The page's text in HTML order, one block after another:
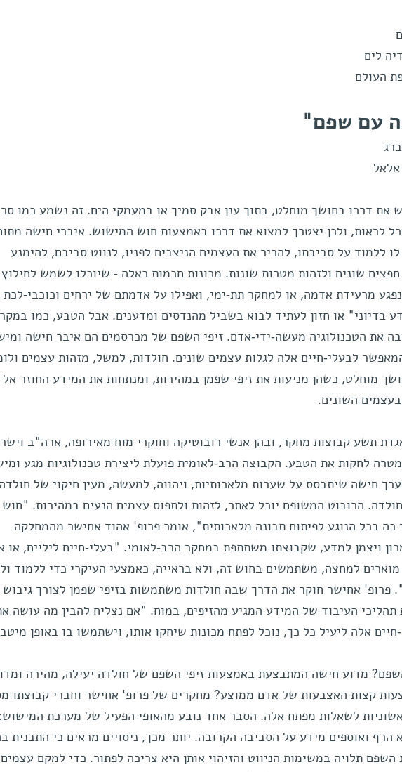
לים
העולם
עם שפם"
אלאל
את דרכו בחושך מוחלט, בתוך ענן אבק סמיך או במעמקי הים. זה נשמע כמו
לראות, ולכן יצטרך למצוא את דרכו באמצעות חוש המישוש. איברי חישה
לו ללמוד על סביבתו, להכיר את העצמים הניצבים לפניו, לנווט סביבם, להימנע
שונים ולזהות מטרות שונות. מכונות חכמות כאלה - שיוכלו לשמש לחילוץ
מרעידת אדמה, או למחקר תת-ימי, ואפילו על אדמתם של ירחים וכוכבי-לכת
בדיוני" או חזון לעתיד לבוא בשביל מהנדסים ומדענים. אבל הטבע, כמו
את הטכנולוגיה מעשה-ידי-אדם. זיפי השפם של מכרסמים הם איבר חישה
לבעלי-חיים אלה לגלות עצמים שונים. חולדות, למשל, מזהות עצמים
מוחלט, כשהן מניעות את זיפי שפמן במהירות, ומנתחות את המידע החוזר אל
בעצמים השונים.
תשע קבוצות מחקר, ובהן אנשי רובוטיקה וחוקרי מוח מאירופה, ארה"ב
לחקות את הטבע. הקבוצה הרב-לאומית פועלת ליצירת טכנולוגיות מגע
חישה שיתבסס על שערות מלאכותיות, ויהווה, למעשה, מעין חיקוי של
הרובוט המשופם יוכל לאתר, לזהות ולתפוס עצמים הנעים במהירות. "חוש
כה בכל הנוגע לפיתוח תבונה מלאכותית", אומר פרופ' אהוד אחישר מהמחלקה
ויצמן למדע, שקבוצתו משתתפת במחקר הרב-לאומי. "בעלי-חיים ליליים, או
מוארים למחצה, משתמשים בחוש זה, ולא בראייה, כאמצעי העיקרי כדי ללמוד
פרופ' אחישר חוקר את הדרך שבה חולדות משתמשות בזיפי שפמן לצורך גיבוש
העיבוד של המידע המגיע מהזיפים, במוח. "אם נצליח להבין מה עושה
אלה ליעיל כל כך, נוכל לפתח מכונות שיחקו אותו, וישתמשו בו באופן
מדוע חישה המתבצעת באמצעות זיפי השפם של חולדה יעילה, מהירה
קצות האצבעות של אדם ממוצע? מחקרים של פרופ' אחישר וחברי קבוצתו
לשאלות מפתח אלה. הסבר אחד נובע מהאופי הפעיל של מערכת המישוש:
הרף ואוספים מידע על הסביבה הקרובה. יותר מכך, ניסויים מראים כי התבנית
תלויה במשימות הניווט והזיהוי אותן היא צריכה לפתור. כדי למקם